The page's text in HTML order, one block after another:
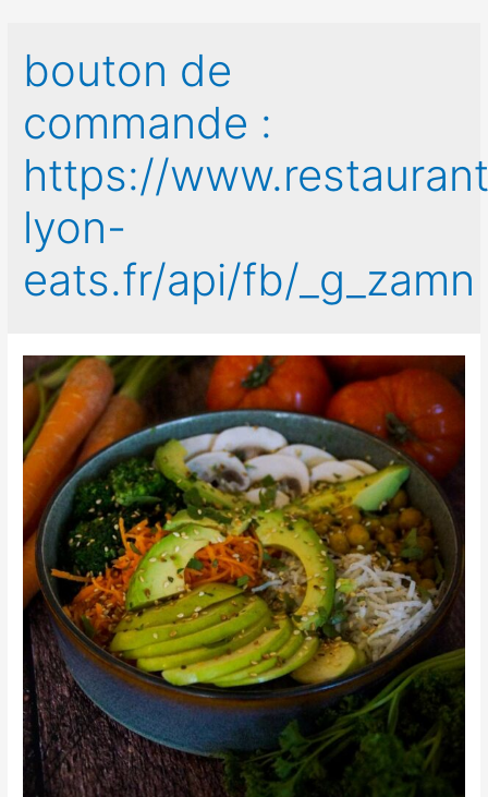
bouton de
commande :
https://
lyon-
eats.fr/api/fb/_g_zamn